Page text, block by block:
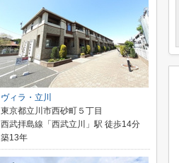
ヴィラ・立川
東京都立川市西砂町５丁目
西武拝島線「西武立川」駅 徒歩14分
築13年